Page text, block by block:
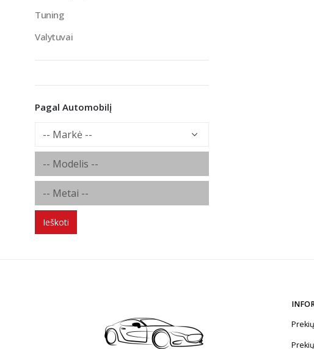
Tuning
Valytuvai
Pagal Automobilį
Ieškoti